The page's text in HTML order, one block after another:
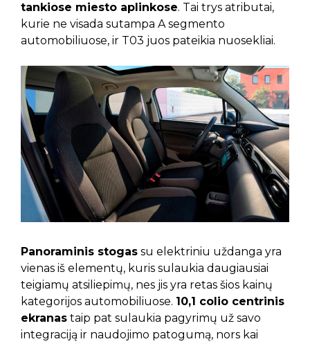
tankiose miesto aplinkose. Tai trys atributai,
kurie ne visada sutampa A segmento
automobiliuose, ir T03 juos pateikia nuosekliai.
Panoraminis stogas su elektriniu uždanga yra
vienas iš elementų, kuris sulaukia daugiausiai
teigiamų atsiliepimų, nes jis yra retas šios kainų
kategorijos automobiliuose. 10,1 colio centrinis
ekranas taip pat sulaukia pagyrimų už savo
integraciją ir naudojimo patogumą, nors kai